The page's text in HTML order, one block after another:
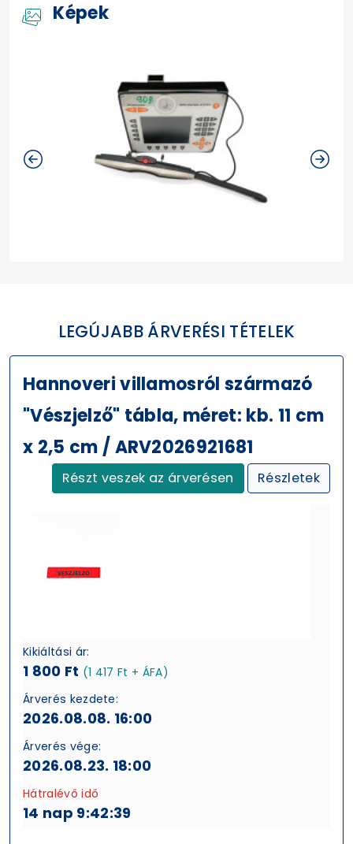
Képek
LEGÚJABB ÁRVERÉSI TÉTELEK
Hannoveri villamosról származó
"Vészjelző" tábla, méret: kb. 11 cm
x 2,5 cm / ARV2026921681
Részt veszek az árverésen Részletek
Kikiáltási ár:
1 800 Ft (1 417 Ft + ÁFA)
Árverés kezdete:
2026.08.08. 16:00
Árverés vége:
2026.08.23. 18:00
Hátralévő idő
14 nap 9:42:38